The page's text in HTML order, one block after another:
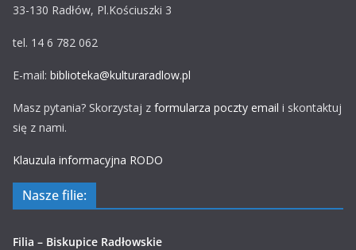
33-130 Radłów, Pl.Kościuszki 3
tel. 14 6 782 062
E-mail: biblioteka@kulturaradlow.pl
Masz pytania? Skorzystaj z formularza poczty email i skontaktuj
się z nami.
Klauzula informacyjna RODO
Nasze filie:
Filia – Biskupice Radłowskie